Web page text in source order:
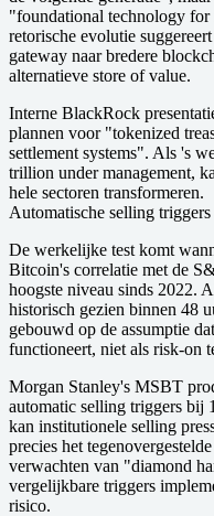
"foundational technology
retorische evolutie
gateway naar bredere
alternatieve store of value.
Interne BlackRock
plannen voor "tokenized
settlement systems". Als 's
trillion under management,
hele sectoren transformeren.
Automatische selling
De werkelijke test komt
Bitcoin's correlatie met de
hoogste niveau sinds 2022.
historisch gezien binnen 48
gebouwd op de assumptie
functioneert, niet als risk-on
Morgan Stanley's MSBT
automatic selling triggers bij
kan institutionele selling
precies het
verwachten van "diamond
vergelijkbare triggers
risico.